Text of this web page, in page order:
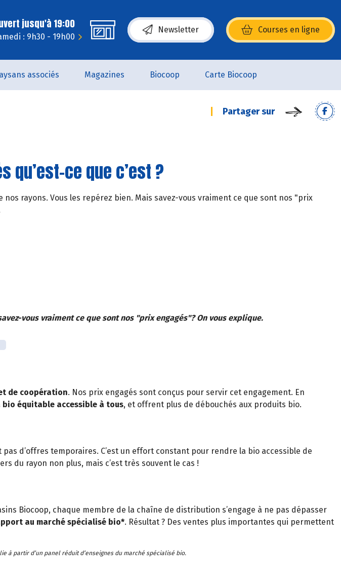
jusqu'à 19:00
: 9h30 - 19h00
Newsletter Courses en ligne
(s’ouvre dans une nouvelle fenêtre)
associés Magazines Biocoop Carte Biocoop
Partager sur
qu’est-ce que c’est ?
nos rayons. Vous les repérez bien. Mais savez-vous vraiment ce que sont nos "prix
vous vraiment ce que sont nos "prix engagés"? On vous explique.
de coopération. Nos prix engagés sont conçus pour servir cet engagement. En
équitable accessible à tous, et offrent plus de débouchés aux produits bio.
pas d’offres temporaires. C’est un effort constant pour rendre la bio accessible de
du rayon non plus, mais c’est très souvent le cas !
Biocoop, chaque membre de la chaîne de distribution s’engage à ne pas dépasser
au marché spécialisé bio*. Résultat ? Des ventes plus importantes qui permettent
à partir d’un panel réduit d’enseignes du marché spécialisé bio.